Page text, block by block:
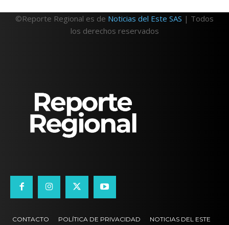
©Reporte Regional es de Noticias del Este SAS | Todos
los derechos reservados
CONTACTO POLÍTICA DE PRIVACIDAD NOTICIAS DEL ESTE